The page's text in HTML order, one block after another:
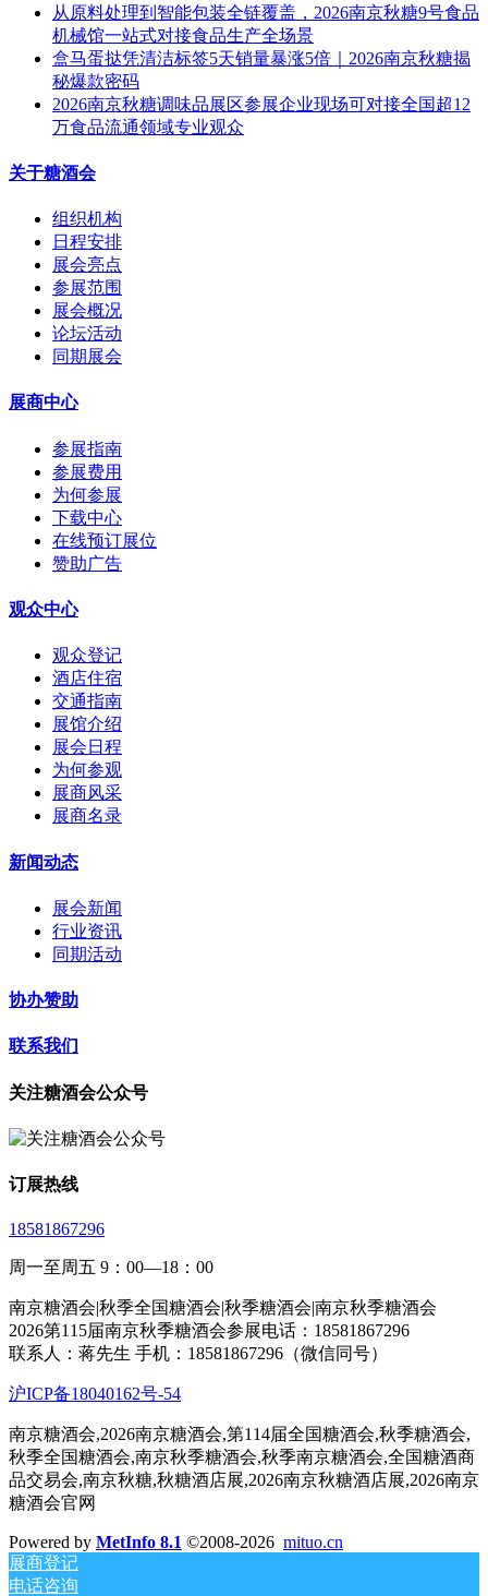
从原料处理到智能包装全链覆盖，2026南京秋糖9号食品
机械馆一站式对接食品生产全场景
盒马蛋挞凭清洁标签5天销量暴涨5倍｜2026南京秋糖揭
秘爆款密码
2026南京秋糖调味品展区参展企业现场可对接全国超12
万食品流通领域专业观众
关于糖酒会
组织机构
日程安排
展会亮点
参展范围
展会概况
论坛活动
同期展会
展商中心
参展指南
参展费用
为何参展
下载中心
在线预订展位
赞助广告
观众中心
观众登记
酒店住宿
交通指南
展馆介绍
展会日程
为何参观
展商风采
展商名录
新闻动态
展会新闻
行业资讯
同期活动
协办赞助
联系我们
关注糖酒会公众号
订展热线
18581867296
周一至周五 9：00—18：00
南京糖酒会|秋季全国糖酒会|秋季糖酒会|南京秋季糖酒会
2026第115届南京秋季糖酒会参展电话：18581867296
联系人：蒋先生 手机：18581867296（微信同号）
沪ICP备18040162号-54
南京糖酒会,2026南京糖酒会,第114届全国糖酒会,秋季糖酒会,
秋季全国糖酒会,南京秋季糖酒会,秋季南京糖酒会,全国糖酒商
品交易会,南京秋糖,秋糖酒店展,2026南京秋糖酒店展,2026南京
糖酒会官网
Powered by MetInfo 8.1 ©2008-2026 mituo.cn
展商登记
电话咨询